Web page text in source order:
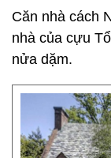
Căn nhà cách
nhà của cựu
nửa dặm.